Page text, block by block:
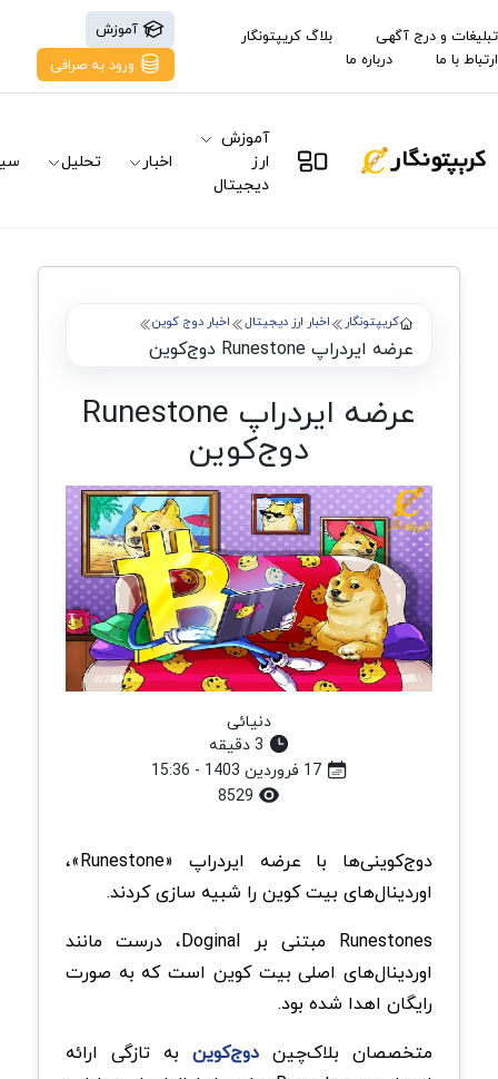
تبلیغات و درج آگهی
بلاگ کریپتونگار
ارتباط با ما
درباره ما
آموزش
ورود به صرافی
آموزش
ارز
دیجیتال
اخبار تحلیل
کریپتونگار اخبار ارز دیجیتال اخبار دوج کوین
عرضه ایردراپ Runestone دوج‌کوین
عرضه ایردراپ Runestone
دوج‌کوین
دنیائی
17 فروردین 1403 - 15:36
دوج‌کوینی‌ها با عرضه ایردراپ «Runestone»،
اوردینال‌های بیت کوین را شبیه سازی کردند.
Runestones مبتنی بر Doginal، درست مانند
اوردینال‌های اصلی بیت کوین است که به صورت
رایگان اهدا شده بود.
متخصصان بلاک‌چین دوج‌کوین به تازگی ارائه